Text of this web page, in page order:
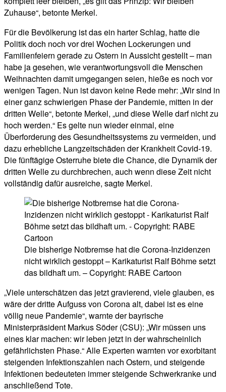
Zuhause“, betonte Merkel.
Für die Bevölkerung ist das ein harter Schlag, hatte die
Politik doch noch vor drei Wochen Lockerungen und
Familienfeiern gerade zu Ostern in Aussicht gestellt – man
habe ja gesehen, wie verantwortungsvoll die Menschen
Weihnachten damit umgegangen seien, hieße es noch vor
wenigen Tagen. Nun ist davon keine Rede mehr: „Wir sind in
einer ganz schwierigen Phase der Pandemie, mitten in der
dritten Welle“, betonte Merkel, „und diese Welle darf nicht zu
hoch werden.“ Es gelte nun wieder einmal, eine
Überforderung des Gesundheitssystems zu vermeiden, und
dazu erhebliche Langzeitschäden der Krankheit Covid-19.
Die fünftägige Osterruhe biete die Chance, die Dynamik der
dritten Welle zu durchbrechen, auch wenn diese Zeit nicht
vollständig dafür ausreiche, sagte Merkel.
Die bisherige Notbremse hat die Corona-Inzidenzen
nicht wirklich gestoppt – Karikaturist Ralf Böhme setzt
das bildhaft um. – Copyright: RABE Cartoon
„Viele unterschätzen das jetzt gravierend, viele glauben, es
wäre der dritte Aufguss von Corona alt, dabei ist es eine
völlig neue Pandemie“, warnte der bayrische
Ministerpräsident Markus Söder (CSU): „Wir müssen uns
eines klar machen: wir leben jetzt in der wahrscheinlich
gefährlichsten Phase.“ Alle Experten warnten vor exorbitant
steigenden Infektionszahlen nach Ostern, und steigende
Infektionen bedeuteten immer steigende Schwerkranke und
anschließend Tote.